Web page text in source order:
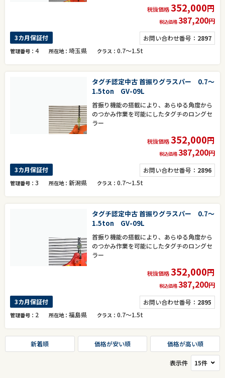
税抜価格352,000円
税込価格387,200円
お問い合わせ番号： 2897
3カ月保証付
管理番号 4 所在地 埼玉県 クラス 0.7～1.5t
タグチ認定中古 首振りグラスパー 0.7～
1.5ton GV-09L
首振り機能の搭載により、あらゆる角度から
のつかみ作業を可能にしたタグチのロングセ
ラー
税抜価格352,000円
税込価格387,200円
お問い合わせ番号： 2896
3カ月保証付
管理番号 3 所在地 新潟県 クラス 0.7～1.5t
タグチ認定中古 首振りグラスパー 0.7～
1.5ton GV-09L
首振り機能の搭載により、あらゆる角度から
のつかみ作業を可能にしたタグチのロングセ
ラー
税抜価格352,000円
税込価格387,200円
お問い合わせ番号： 2895
3カ月保証付
管理番号 2 所在地 福島県 クラス 0.7～1.5t
新着順 価格が安い順 価格が高い順
表示件